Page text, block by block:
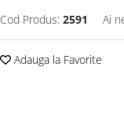
Cod Produs: 2591 Ai
Adauga la Favorite